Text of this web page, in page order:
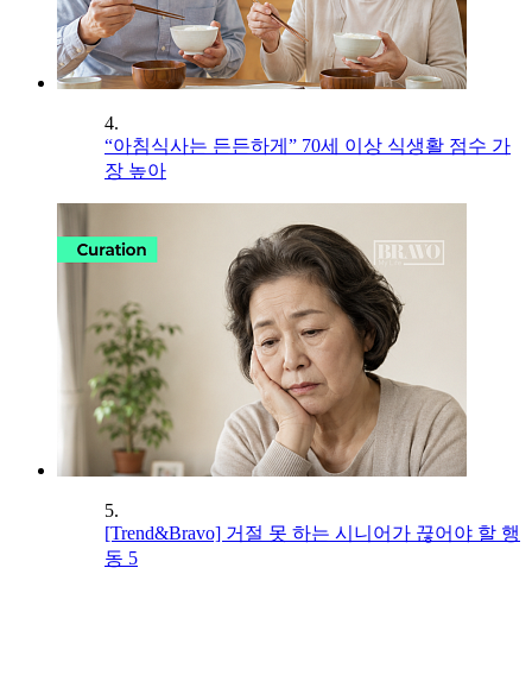
4.
“아침식사는 든든하게” 70세 이상 식생활 점수 가
장 높아
5.
[Trend&Bravo] 거절 못 하는 시니어가 끊어야 할 행
동 5